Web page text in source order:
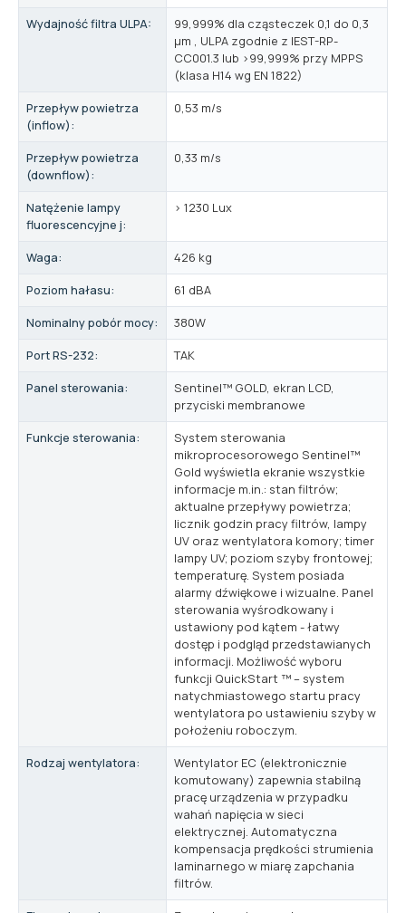
Wydajność filtra ULPA:
99,999% dla cząsteczek 0,1 do 0,3
μm , ULPA zgodnie z IEST-RP-
CC001.3 lub >99,999% przy MPPS
(klasa H14 wg EN 1822)
Przepływ powietrza
(inflow):
0,53 m/s
Przepływ powietrza
(downflow):
0,33 m/s
Natężenie lampy
fluorescencyjne j:
> 1230 Lux
Waga:
426 kg
Poziom hałasu:
61 dBA
Nominalny pobór mocy:
380W
Port RS-232:
TAK
Panel sterowania:
Sentinel™ GOLD, ekran LCD,
przyciski membranowe
Funkcje sterowania:
System sterowania
mikroprocesorowego Sentinel™
Gold wyświetla ekranie wszystkie
informacje m.in.: stan filtrów;
aktualne przepływy powietrza;
licznik godzin pracy filtrów, lampy
UV oraz wentylatora komory; timer
lampy UV; poziom szyby frontowej;
temperaturę. System posiada
alarmy dźwiękowe i wizualne. Panel
sterowania wyśrodkowany i
ustawiony pod kątem - łatwy
dostęp i podgląd przedstawianych
informacji. Możliwość wyboru
funkcji QuickStart ™ – system
natychmiastowego startu pracy
wentylatora po ustawieniu szyby w
położeniu roboczym.
Rodzaj wentylatora:
Wentylator EC (elektronicznie
komutowany) zapewnia stabilną
pracę urządzenia w przypadku
wahań napięcia w sieci
elektrycznej. Automatyczna
kompensacja prędkości strumienia
laminarnego w miarę zapchania
filtrów.